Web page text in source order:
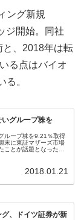
ング新規
ジ開始。同社
と、2018年は転
る点はバイオ
る。
いグループ株を
ループ株を9.21％取得
末に東証マザーズ市場
ことが話題となった。
2018.01.21
、ドイツ証券が新